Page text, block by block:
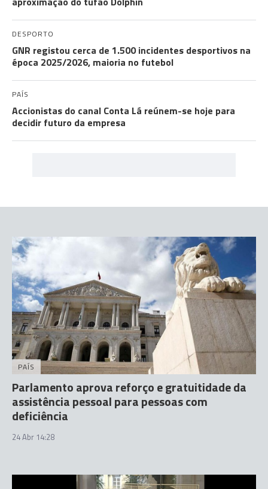
DESPORTO
GNR registou cerca de 1.500 incidentes desportivos na
época 2025/2026, maioria no futebol
PAÍS
Accionistas do canal Conta Lá reúnem-se hoje para
decidir futuro da empresa
PAÍS
Parlamento aprova reforço e gratuitidade da
assistência pessoal para pessoas com
deficiência
24 Abr 14:28